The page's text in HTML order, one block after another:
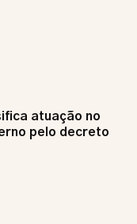
atuação no
pelo decreto